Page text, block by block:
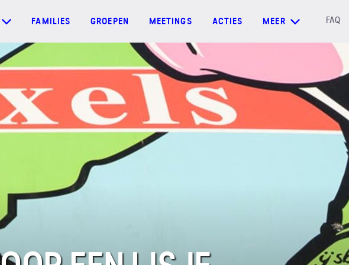
FAMILIES GROEPEN MEETINGS ACTIES MEER FAQ